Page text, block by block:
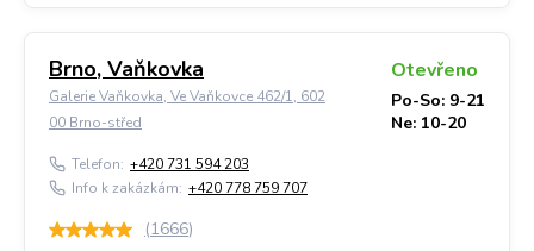
Brno, Vaňkovka
Galerie Vaňkovka, Ve Vaňkovce 462/1, 602
00 Brno-střed
Otevřeno
Po-So: 9-21
Ne: 10-20
Telefon: +420 731 594 203
Info k zakázkám: +420 778 759 707
(1666)